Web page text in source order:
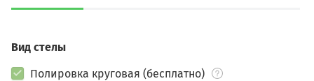
Вид стелы
Полировка круговая (бесплатно)